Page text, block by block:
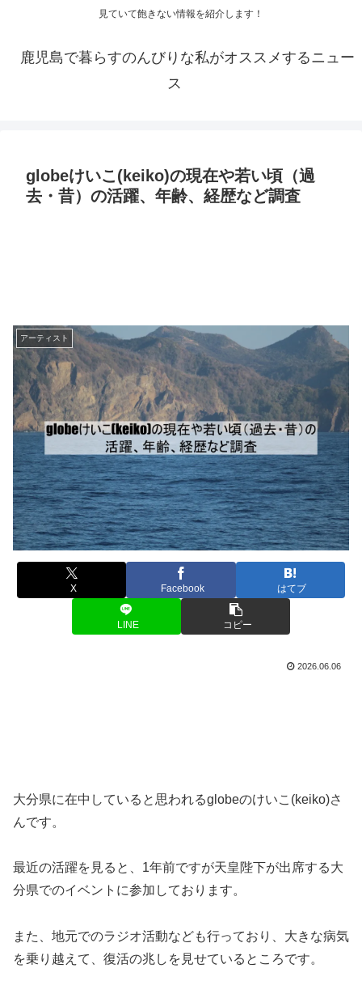
見ていて飽きない情報を紹介します！
鹿児島で暮らすのんびりな私がオススメするニュー
ス
globeけいこ(keiko)の現在や若い頃（過
去・昔）の活躍、年齢、経歴など調査
アーティスト
X Facebook はてブ
LINE コピー
2026.06.06
大分県に在中していると思われるglobeのけいこ(keiko)さ
んです。
最近の活躍を見ると、1年前ですが天皇陛下が出席する大
分県でのイベントに参加しております。
また、地元でのラジオ活動なども行っており、大きな病気
を乗り越えて、復活の兆しを見せているところです。